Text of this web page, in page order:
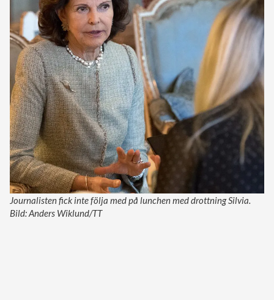
Journalisten fick inte följa med på lunchen med drottning Silvia.
Bild: Anders Wiklund/TT